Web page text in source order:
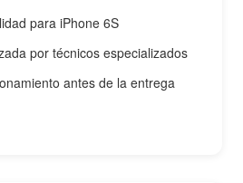
para iPhone 6S
por técnicos especializados
antes de la entrega